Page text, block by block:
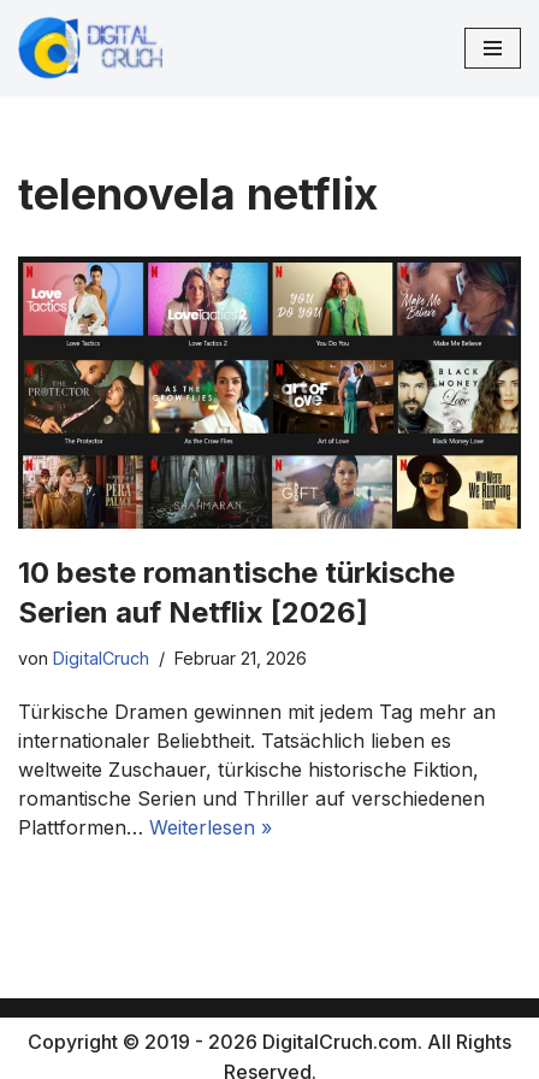
Zum
telenovela netflix
10 beste romantische türkische
Serien auf Netflix [2026]
von DigitalCruch Februar 21, 2026
Türkische Dramen gewinnen mit jedem Tag mehr an
internationaler Beliebtheit. Tatsächlich lieben es
weltweite Zuschauer, türkische historische Fiktion,
romantische Serien und Thriller auf verschiedenen
Plattformen… Weiterlesen »
Copyright © 2019 - 2026 DigitalCruch.com. All Rights
Reserved.